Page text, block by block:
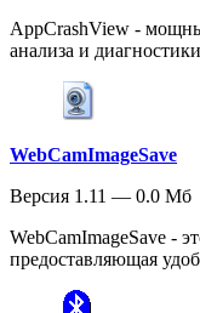
AppCrashView -
анализа и
WebCamImageSave
Версия 1.11 — 0.0 Мб
WebCamImageSave -
предоставляющая